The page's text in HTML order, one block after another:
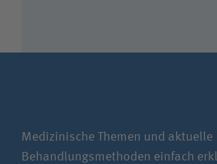
Medizinische Themen und aktuelle
Behandlungsmethoden einfach